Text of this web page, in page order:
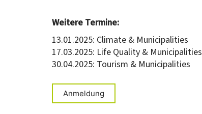
Weitere Termine:
13.01.2025: Climate & Municipalities
17.03.2025: Life Quality & Municipalities
30.04.2025: Tourism & Municipalities
Anmeldung